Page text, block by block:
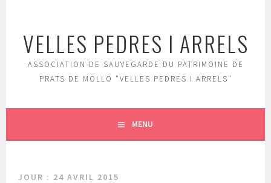
contenu
principal
VELLES PEDRES I ARRELS
ASSOCIATION DE SAUVEGARDE DU PATRIMOINE DE
PRATS DE MOLLO "VELLES PEDRES I ARRELS"
MENU
JOUR : 24 AVRIL 2015